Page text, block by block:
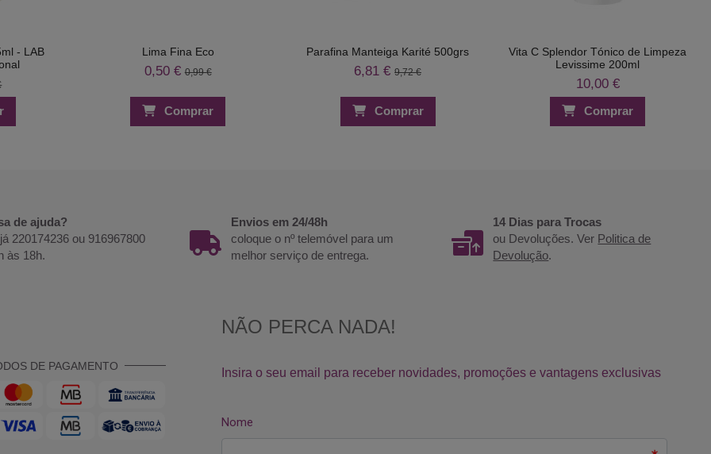
- LAB
Lima Fina Eco
0,50 €0,99 €
Comprar
Parafina Manteiga Karité 500grs
6,81 €9,72 €
Comprar
Vita C Splendor Tónico de Limpeza
Levissime 200ml
10,00 €
Comprar
de ajuda?
220174236 ou 916967800
às 18h.
Envios em 24/48h
coloque o nº telemóvel para um
melhor serviço de entrega.
14 Dias para Trocas
ou Devoluções. Ver Politica de
Devolução.
DE PAGAMENTO